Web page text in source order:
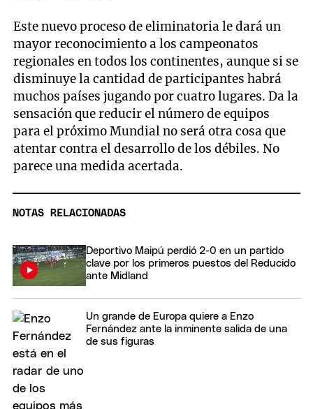
Este nuevo proceso de eliminatoria le dará un
mayor reconocimiento a los campeonatos
regionales en todos los continentes, aunque si se
disminuye la cantidad de participantes habrá
muchos países jugando por cuatro lugares. Da la
sensación que reducir el número de equipos
para el próximo Mundial no será otra cosa que
atentar contra el desarrollo de los débiles. No
parece una medida acertada.
NOTAS RELACIONADAS
Deportivo Maipú perdió 2-0 en un partido
clave por los primeros puestos del Reducido
ante Midland
Un grande de Europa quiere a Enzo
Fernández ante la inminente salida de una
de sus figuras